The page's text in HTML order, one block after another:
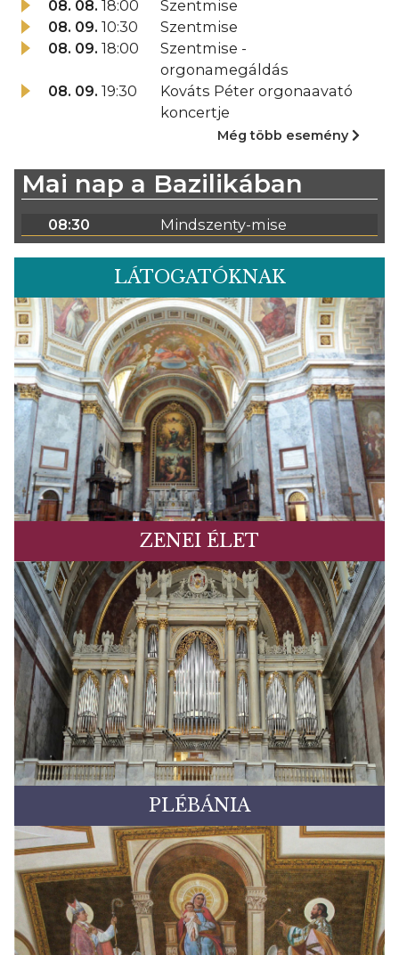
08. 08. 18:00
Szentmise
08. 09. 10:30
Szentmise
08. 09. 18:00
Szentmise -
orgonamegáldás
08. 09. 19:30
Kováts Péter orgonaavató
koncertje
Még több esemény
Mai nap a Bazilikában
08:30 Mindszenty-mise
LÁTOGATÓKNAK
ZENEI ÉLET
PLÉBÁNIA